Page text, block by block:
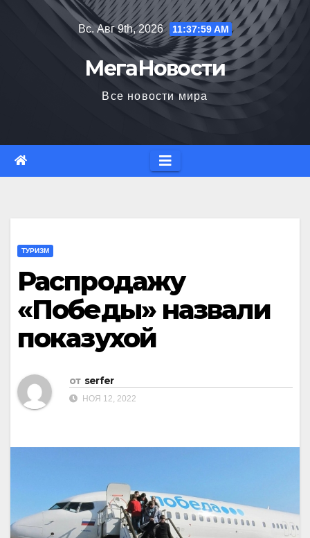
Вс. Авг 9th, 2026 11:38:00 AM
МегаНовости
Все новости мира
ТУРИЗМ
Распродажу
«Победы» назвали
показухой
от serfer
НОЯ 12, 2022